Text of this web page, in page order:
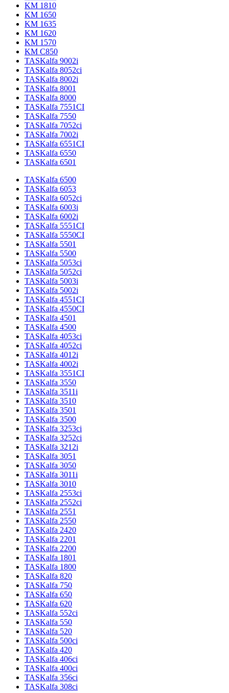
KM 1810
KM 1650
KM 1635
KM 1620
KM 1570
KM C850
TASKalfa 9002i
TASKalfa 8052ci
TASKalfa 8002i
TASKalfa 8001
TASKalfa 8000
TASKalfa 7551CI
TASKalfa 7550
TASKalfa 7052ci
TASKalfa 7002i
TASKalfa 6551CI
TASKalfa 6550
TASKalfa 6501
TASKalfa 6500
TASKalfa 6053
TASKalfa 6052ci
TASKalfa 6003i
TASKalfa 6002i
TASKalfa 5551CI
TASKalfa 5550CI
TASKalfa 5501
TASKalfa 5500
TASKalfa 5053ci
TASKalfa 5052ci
TASKalfa 5003i
TASKalfa 5002i
TASKalfa 4551CI
TASKalfa 4550CI
TASKalfa 4501
TASKalfa 4500
TASKalfa 4053ci
TASKalfa 4052ci
TASKalfa 4012i
TASKalfa 4002i
TASKalfa 3551CI
TASKalfa 3550
TASKalfa 3511i
TASKalfa 3510
TASKalfa 3501
TASKalfa 3500
TASKalfa 3253ci
TASKalfa 3252ci
TASKalfa 3212i
TASKalfa 3051
TASKalfa 3050
TASKalfa 3011i
TASKalfa 3010
TASKalfa 2553ci
TASKalfa 2552ci
TASKalfa 2551
TASKalfa 2550
TASKalfa 2420
TASKalfa 2201
TASKalfa 2200
TASKalfa 1801
TASKalfa 1800
TASKalfa 820
TASKalfa 750
TASKalfa 650
TASKalfa 620
TASKalfa 552ci
TASKalfa 550
TASKalfa 520
TASKalfa 500ci
TASKalfa 420
TASKalfa 406ci
TASKalfa 400ci
TASKalfa 356ci
TASKalfa 308ci